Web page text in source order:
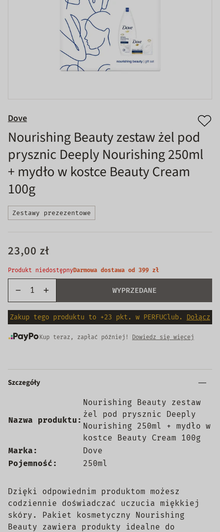
Dove
Nourishing Beauty zestaw żel pod
prysznic Deeply Nourishing 250ml
+ mydło w kostce Beauty Cream
100g
Zestawy prezezentowe
23,00 zł
Produkt niedostępnyDarmowa dostawa od 399 zł
WYPRZEDANE
Zakup tego produktu to +23 pkt. w PERFUClub. Dołącz
Kup teraz, zapłać później! Dowiedz się więcej
Szczegóły
Nazwa produktu:
Nourishing Beauty zestaw
żel pod prysznic Deeply
Nourishing 250ml + mydło w
kostce Beauty Cream 100g
Marka:
Dove
Pojemność:
250ml
Dzięki odpowiednim produktom możesz
codziennie doświadczać uczucia miękkiej
skóry. Pakiet kosmetyczny Nourishing
Beauty zawiera produkty idealne do